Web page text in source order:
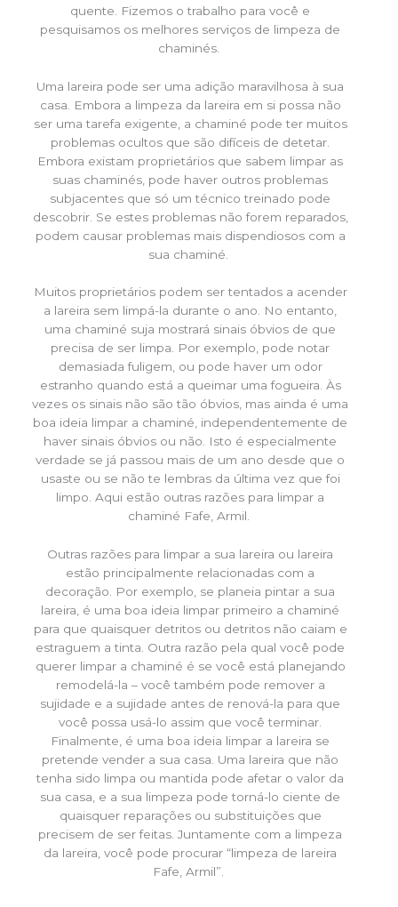
quente. Fizemos o trabalho para você e
pesquisamos os melhores serviços de limpeza de
chaminés.
Uma lareira pode ser uma adição maravilhosa à sua
casa. Embora a limpeza da lareira em si possa não
ser uma tarefa exigente, a chaminé pode ter muitos
problemas ocultos que são difíceis de detetar.
Embora existam proprietários que sabem limpar as
suas chaminés, pode haver outros problemas
subjacentes que só um técnico treinado pode
descobrir. Se estes problemas não forem reparados,
podem causar problemas mais dispendiosos com a
sua chaminé.
Muitos proprietários podem ser tentados a acender
a lareira sem limpá-la durante o ano. No entanto,
uma chaminé suja mostrará sinais óbvios de que
precisa de ser limpa. Por exemplo, pode notar
demasiada fuligem, ou pode haver um odor
estranho quando está a queimar uma fogueira. Às
vezes os sinais não são tão óbvios, mas ainda é uma
boa ideia limpar a chaminé, independentemente de
haver sinais óbvios ou não. Isto é especialmente
verdade se já passou mais de um ano desde que o
usaste ou se não te lembras da última vez que foi
limpo. Aqui estão outras razões para limpar a
chaminé Fafe, Armil.
Outras razões para limpar a sua lareira ou lareira
estão principalmente relacionadas com a
decoração. Por exemplo, se planeia pintar a sua
lareira, é uma boa ideia limpar primeiro a chaminé
para que quaisquer detritos ou detritos não caiam e
estraguem a tinta. Outra razão pela qual você pode
querer limpar a chaminé é se você está planejando
remodelá-la – você também pode remover a
sujidade e a sujidade antes de renová-la para que
você possa usá-lo assim que você terminar.
Finalmente, é uma boa ideia limpar a lareira se
pretende vender a sua casa. Uma lareira que não
tenha sido limpa ou mantida pode afetar o valor da
sua casa, e a sua limpeza pode torná-lo ciente de
quaisquer reparações ou substituições que
precisem de ser feitas. Juntamente com a limpeza
da lareira, você pode procurar “limpeza de lareira
Fafe, Armil”.